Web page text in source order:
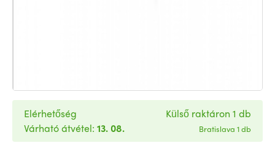
Elérhetőség
Várható átvétel: 13. 08.
Külső raktáron 1 db
Bratislava 1 db